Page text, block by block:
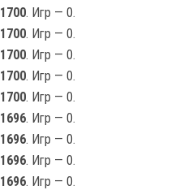
1700. Игр — 0.
1700. Игр — 0.
1700. Игр — 0.
1700. Игр — 0.
1700. Игр — 0.
1696. Игр — 0.
1696. Игр — 0.
1696. Игр — 0.
1696. Игр — 0.